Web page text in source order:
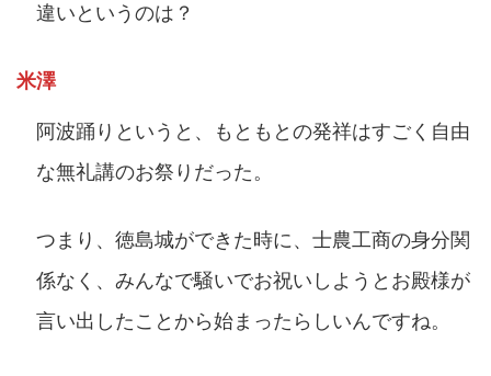
違いというのは？
米澤
阿波踊りというと、もともとの発祥はすごく自由
な無礼講のお祭りだった。
つまり、徳島城ができた時に、士農工商の身分関
係なく、みんなで騒いでお祝いしようとお殿様が
言い出したことから始まったらしいんですね。